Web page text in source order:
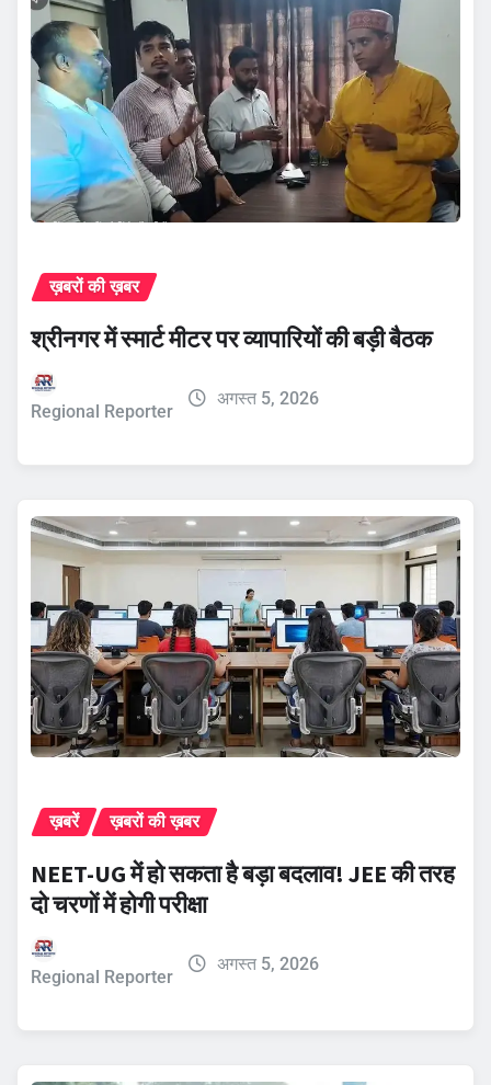
ख़बरों की ख़बर
श्रीनगर में स्मार्ट मीटर पर व्यापारियों की बड़ी बैठक
Regional Reporter
अगस्त 5, 2026
ख़बरें ख़बरों की ख़बर
NEET-UG में हो सकता है बड़ा बदलाव! JEE की तरह
दो चरणों में होगी परीक्षा
Regional Reporter
अगस्त 5, 2026